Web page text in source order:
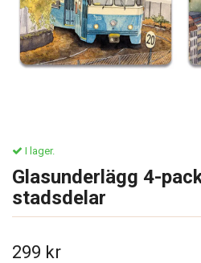
I lager.
Glasunderlägg 4-
stadsdelar
299 kr